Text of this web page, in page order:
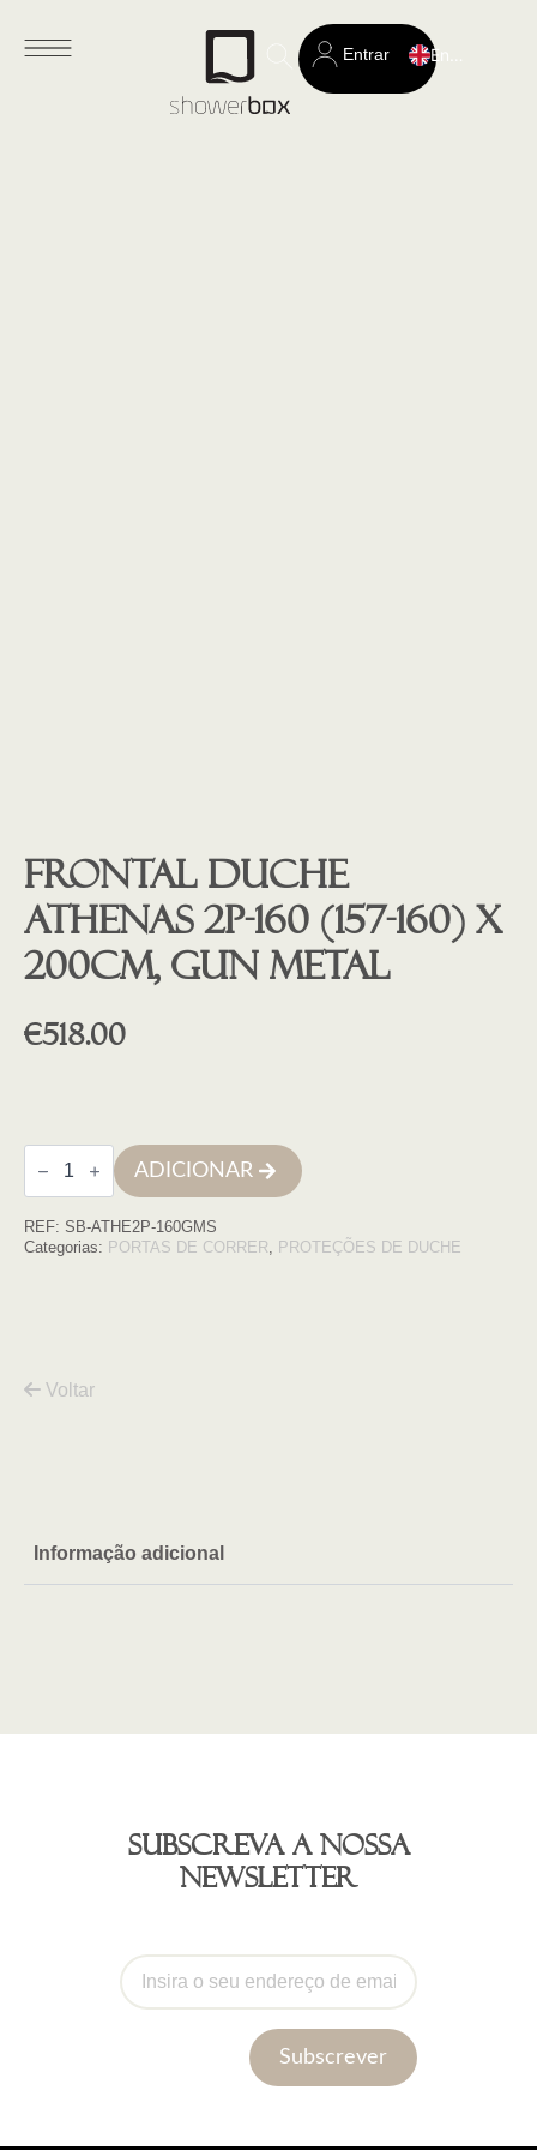
Search
for:
Entrar
Frontal duche
ATHENAS 2P-160 (157-160) X
200cm, GUN METAL
€518.00
Quantidade
de
Frontal
ATHENAS
2P-
METAL
ADICIONAR
REF: SB-ATHE2P-160GMS
Categorias: PORTAS DE CORRER, PROTEÇÕES DE DUCHE
Voltar
Informação adicional
Subscreva a nossa
newsletter
Subscrever